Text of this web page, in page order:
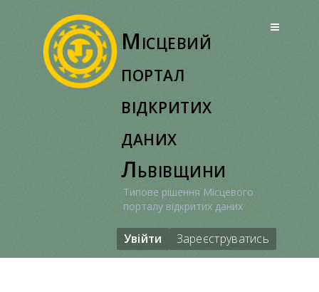
Місцевий
портал
відкритих
даних
Львівщини
Типове рішення Місцевого
порталу відкритих даних
Увійти Зареєструватись